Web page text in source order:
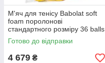
М'яч для тенісу Babolat soft
foam поролонові
стандартного розміру 36 balls
511005-113
Готово до відправки
4 679 ₴